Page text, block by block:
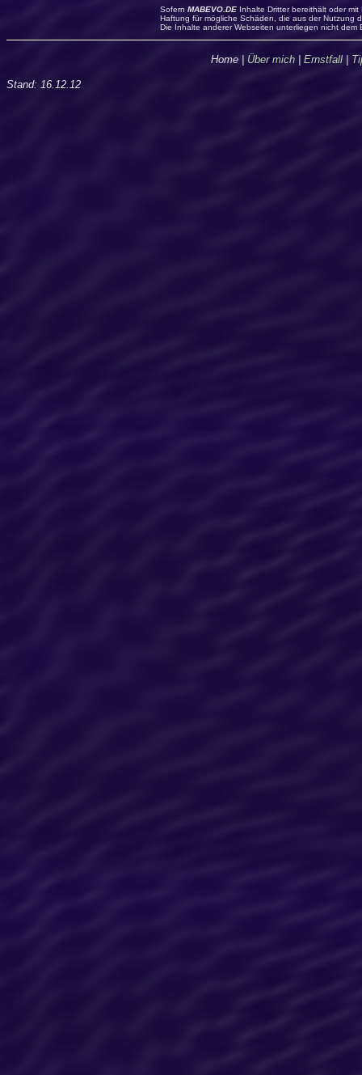
Sofern MABEVO.DE Inhalte Dritter bereithält oder
Haftung für mögliche Schäden, die aus der Nutzung
Die Inhalte anderer Webseiten unterliegen nicht
Home| Über mich| Ernstfall|
Stand: 16.12.12